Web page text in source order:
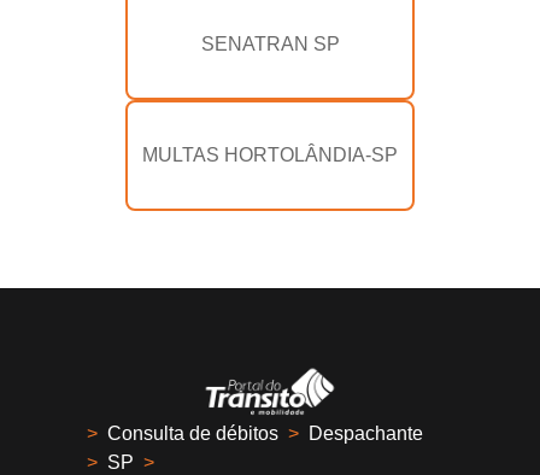
SENATRAN SP
MULTAS HORTOLÂNDIA-SP
> Consulta de débitos > Despachante
> SP >